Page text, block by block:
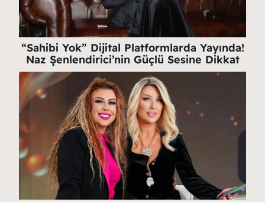
“Sahibi Yok” Dijital Platformlarda Yayında!
Naz Şenlendirici’nin Güçlü Sesine Dikkat